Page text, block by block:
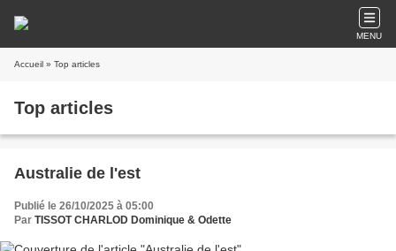
MENU
Accueil » Top articles
Top articles
Australie de l'est
Publié le 26/10/2025 à 05:00
Par TISSOT CHARLOD Dominique & Odette